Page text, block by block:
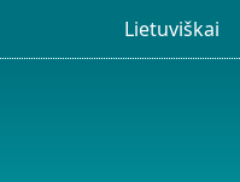
Lietuviškai